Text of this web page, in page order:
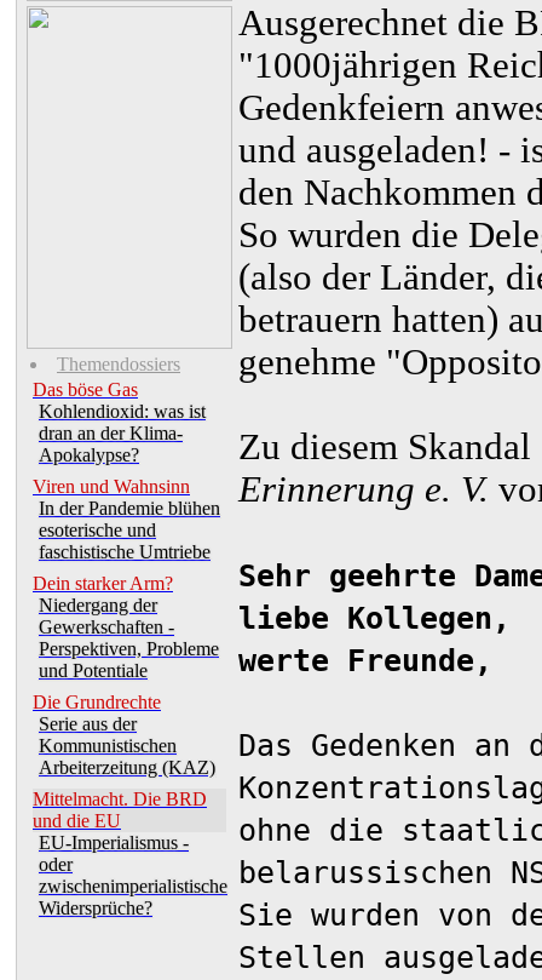
Themendossiers
Das böse Gas
Kohlendioxid: was ist
dran an der Klima-
Apokalypse?
Viren und Wahnsinn
In der Pandemie blühen
esoterische und
faschistische Umtriebe
Dein starker Arm?
Niedergang der
Gewerkschaften -
Perspektiven, Probleme
und Potentiale
Die Grundrechte
Serie aus der
Kommunistischen
Arbeiterzeitung (KAZ)
Mittelmacht. Die BRD
und die EU
EU-Imperialismus -
oder
zwischenimperialistische
Widersprüche?
Ausgerechnet die
"1000jährigen
Gedenkfeiern
und ausgeladen! -
den Nachkommen
So wurden die
(also der Länder,
betrauern hatten)
genehme
Zu diesem
Erinnerung e. V.
Sehr geehrte
liebe Kollegen,
werte Freunde,
Das Gedenken
ohne die
belarussischen
Sie wurden von
Stellen